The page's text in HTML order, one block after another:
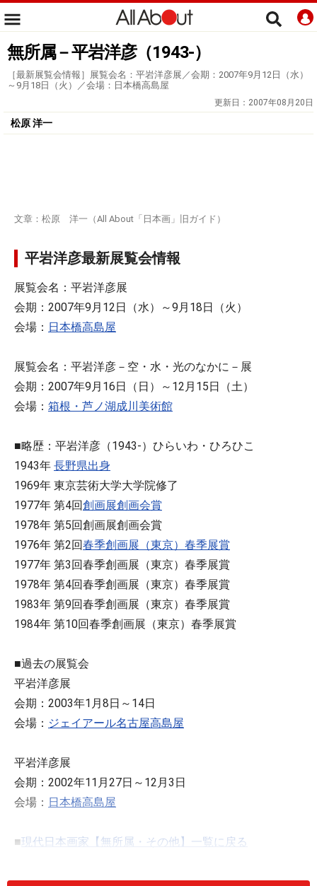
無所属－平岩洋彦（1943-）
［最新展覧会情報］展覧会名：平岩洋彦展／会期：2007年9月12日（水）
～9月18日（火）／会場：日本橋高島屋
更新日： 2007年08月20日
松原 洋一
文章：松原 洋一（All About「日本画」旧ガイド）
平岩洋彦最新展覧会情報
展覧会名：平岩洋彦展
会期：2007年9月12日（水）～9月18日（火）
会場： 日本橋高島屋
展覧会名：平岩洋彦－空・水・光のなかに－展
会期：2007年9月16日（日）～12月15日（土）
会場： 箱根・芦ノ湖成川美術館
■略歴：平岩洋彦（1943-）ひらいわ・ひろひこ
1943年 長野県出身
1969年 東京芸術大学大学院修了
1977年 第4回創画展創画会賞
1978年 第5回創画展創画会賞
1976年 第2回春季創画展（東京）春季展賞
1977年 第3回春季創画展（東京）春季展賞
1978年 第4回春季創画展（東京）春季展賞
1983年 第9回春季創画展（東京）春季展賞
1984年 第10回春季創画展（東京）春季展賞
■過去の展覧会
平岩洋彦展
会期：2003年1月8日～14日
会場： ジェイアール名古屋高島屋
平岩洋彦展
会期：2002年11月27日～12月3日
会場： 日本橋高島屋
■現代日本画家【無所属・その他】一覧に戻る